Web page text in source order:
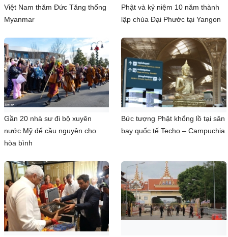
Việt Nam thăm Đức Tăng thống
Myanmar
Phật và kỷ niệm 10 năm thành
lập chùa Đại Phước tại Yangon
Gần 20 nhà sư đi bộ xuyên
nước Mỹ để cầu nguyện cho
hòa bình
Bức tượng Phật khổng lồ tại sân
bay quốc tế Techo – Campuchia